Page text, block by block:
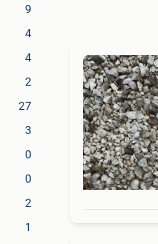
9
4
4
2
27
3
0
0
2
1